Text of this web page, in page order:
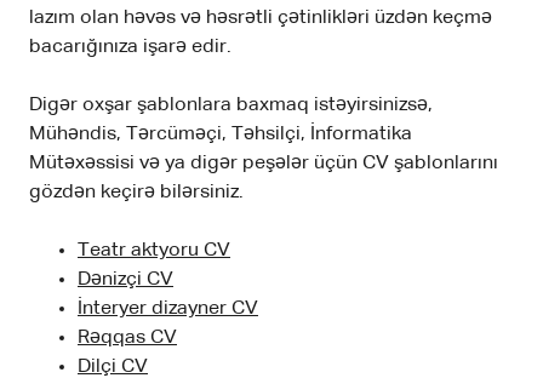
lazım olan həvəs və həsrətli çətinlikləri üzdən keçmə
bacarığınıza işarə edir.
Digər oxşar şablonlara baxmaq istəyirsinizsə,
Mühəndis, Tərcüməçi, Təhsilçi, İnformatika
Mütəxəssisi və ya digər peşələr üçün CV şablonlarını
gözdən keçirə bilərsiniz.
Teatr aktyoru CV
Dənizçi CV
İnteryer dizayner CV
Rəqqas CV
Dilçi CV